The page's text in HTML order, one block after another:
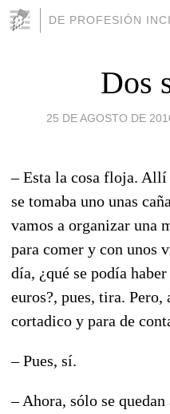
DE PROFESIÓN
Dos
25 DE AGOSTO DE
– Esta la cosa floja. Allí
se tomaba uno unas
vamos a organizar una
para comer y con unos
día, ¿qué se podía
euros?, pues, tira. Pero,
cortadico y para de
– Pues, sí.
– Ahora, sólo se